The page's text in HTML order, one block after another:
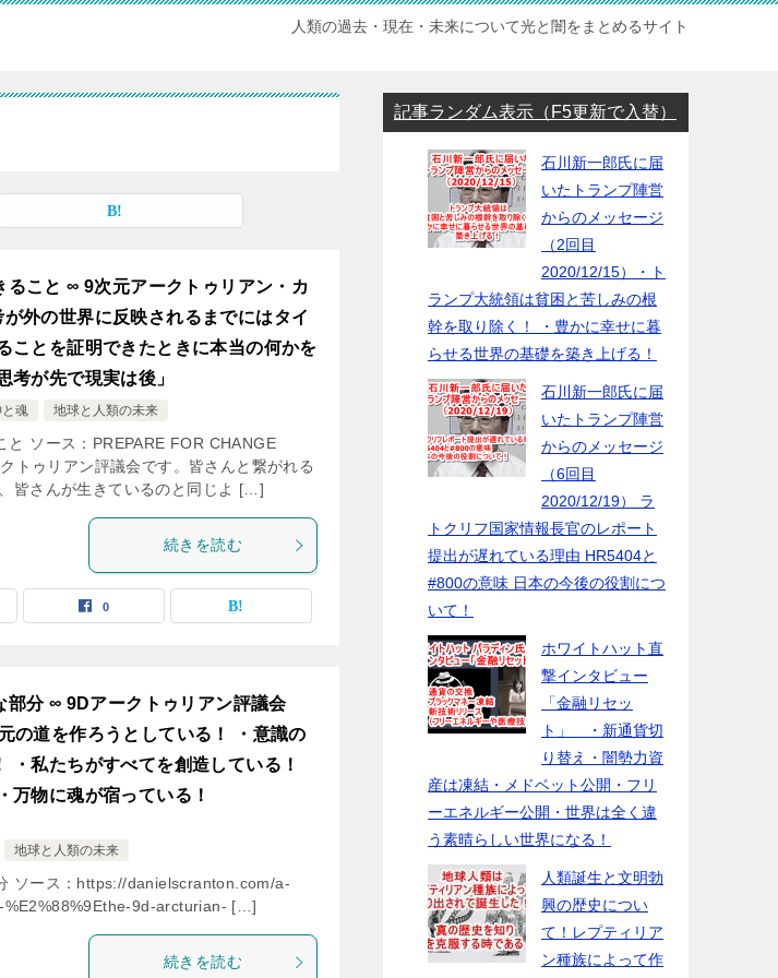
人類の過去・現在・未来について光と闇をまとめるサイト
ること ∞ 9次元アークトゥリアン・カ
外の世界に反映されるまでにはタイ
ことを証明できたときに本当の何かを
考が先で現実は後」
魂 地球と人類の未来
と ソース：PREPARE FOR CHANGE
トゥリアン評議会です。皆さんと繋がれる
皆さんが生きているのと同じよ […]
続きを読む
0
部分 ∞ 9Dアークトゥリアン評議会
の道を作ろうとしている！ ・意識の
・私たちがすべてを創造している！
万物に魂が宿っている！
地球と人類の未来
ソース：https://danielscranton.com/a-
9d-arcturian- […]
続きを読む
記事ランダム表示（F5更新で入替）
石川新一郎氏に届
いたトランプ陣営
からのメッセージ
（2回目
2020/12/15）・ト
ランプ大統領は貧困と苦しみの根
幹を取り除く！ ・豊かに幸せに暮
らせる世界の基礎を築き上げる！
石川新一郎氏に届
いたトランプ陣営
からのメッセージ
（6回目
2020/12/19） ラ
トクリフ国家情報長官のレポート
提出が遅れている理由 HR5404と
#800の意味 日本の今後の役割につ
いて！
ホワイトハット直
撃インタビュー
「金融リセッ
ト」 ・新通貨切
り替え・闇勢力資
産は凍結・メドベット公開・フリ
ーエネルギー公開・世界は全く違
う素晴らしい世界になる！
人類誕生と文明勃
興の歴史につい
て！レプティリア
ン種族によって作